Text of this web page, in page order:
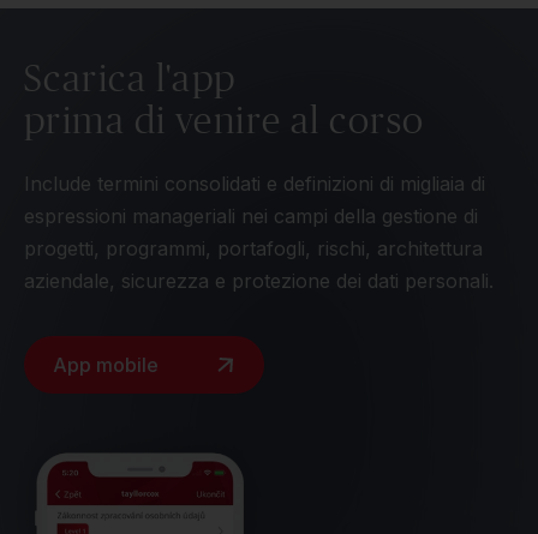
Scarica l'app
prima di venire al corso
Include termini consolidati e definizioni di migliaia di
espressioni manageriali nei campi della gestione di
progetti, programmi, portafogli, rischi, architettura
aziendale, sicurezza e protezione dei dati personali.
App mobile